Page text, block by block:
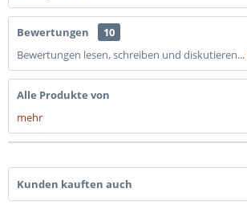
Bewertungen
10
Bewertungen lesen, schreiben und diskutieren...
Alle Produkte von
mehr
Kunden kauften auch